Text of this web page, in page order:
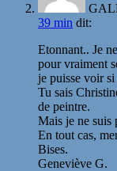
39 min dit:
Etonnant.. Je
pour vraiment
je puisse voir
Tu sais
de peintre.
Mais je ne suis
En tout cas,
Bises.
Geneviève G.